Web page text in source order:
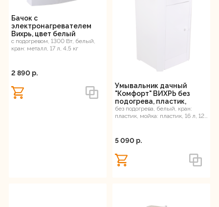
Бачок с
электронагревателем
Вихрь, цвет белый
с подогревом, 1300 Вт, белый,
кран: металл, 17 л, 4,5 кг
2 890 p.
Умывальник дачный
"Комфорт" ВИХРЬ без
подогрева, пластик,
белый
без подогрева, белый, кран:
пластик, мойка: пластик, 16 л, 12
5 090 p.
Объем бака, л